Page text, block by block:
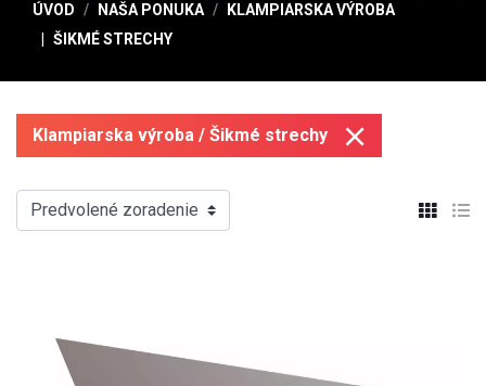
ÚVOD NAŠA PONUKA
KLAMPIARSKA VÝROBA
ŠIKMÉ STRECHY
Klampiarska výroba / Šikmé strechy
Predvolené zoradenie